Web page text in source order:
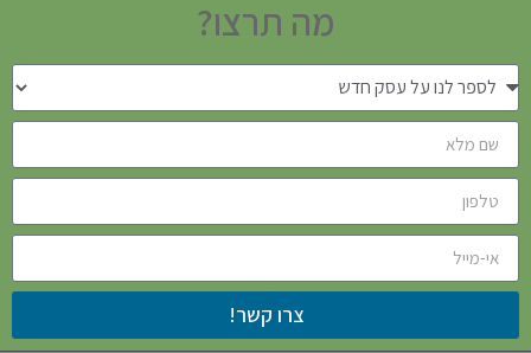
מה תרצו?
צרו קשר!